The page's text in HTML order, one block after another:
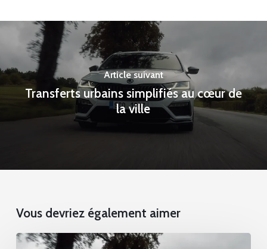
Article suivant
Transferts urbains simplifiés au cœur de
la ville
Vous devriez également aimer
Transferts